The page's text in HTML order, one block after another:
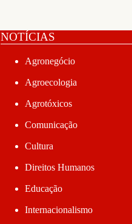
NOTÍCIAS
Agronegócio
Agroecologia
Agrotóxicos
Comunicação
Cultura
Direitos Humanos
Educação
Internacionalismo